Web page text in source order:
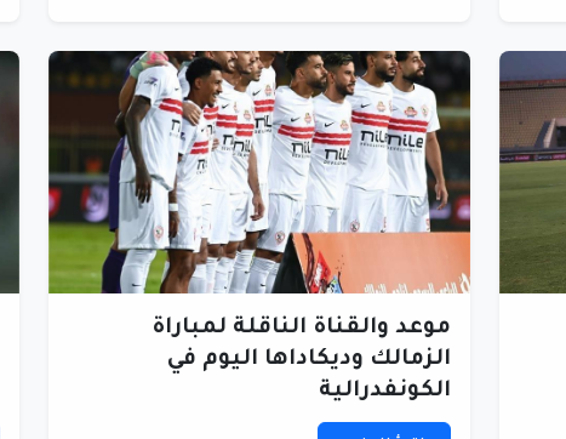
موعد والقناة الناقلة لمباراة
الزمالك وديكاداها اليوم في
الكونفدرالية